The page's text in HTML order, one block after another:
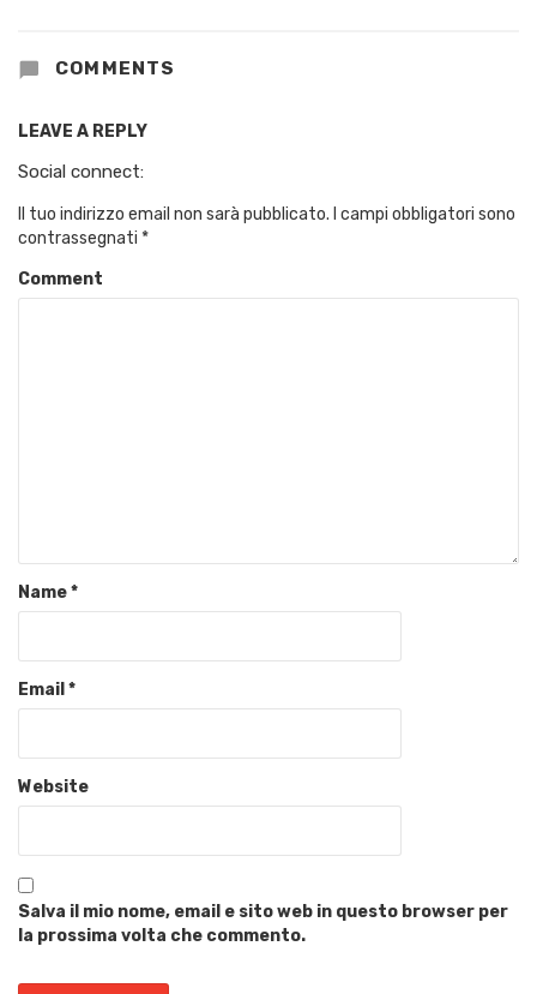
COMMENTS
LEAVE A REPLY
Social connect:
Il tuo indirizzo email non sarà pubblicato. I campi obbligatori sono
contrassegnati *
Comment
Name*
Email *
Website
Salva il mio nome, email e sito web in questo browser per
la prossima volta che commento.